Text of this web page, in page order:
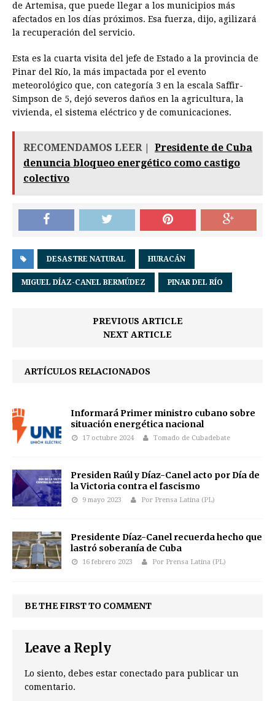
de Artemisa, que puede llegar a los municipios más
afectados en los días próximos. Esa fuerza, dijo, agilizará
la recuperación del servicio.
Esta es la cuarta visita del jefe de Estado a la provincia de
Pinar del Río, la más impactada por el evento
meteorológico que, con categoría 3 en la escala Saffir-
Simpson de 5, dejó severos daños en la agricultura, la
vivienda, el sistema eléctrico y de comunicaciones.
RECOMENDAMOS LEER |
Presidente de Cuba
denuncia bloqueo energético como castigo
colectivo
DESASTRE NATURAL HURACÁN
MIGUEL DÍAZ-CANEL BERMÚDEZ PINAR DEL RÍO
PREVIOUS ARTICLE
NEXT ARTICLE
ARTÍCULOS RELACIONADOS
Informará Primer ministro cubano sobre
situación energética nacional
17 octubre 2024 Tomado de Cubadebate
Presiden Raúl y Díaz-Canel acto por Día de
la Victoria contra el fascismo
9 mayo 2023 Por Prensa Latina (PL)
Presidente Díaz-Canel recuerda hecho que
lastró soberanía de Cuba
16 febrero 2023 Por Prensa Latina (PL)
BE THE FIRST TO COMMENT
Leave a Reply
Lo siento, debes estar conectado para publicar un
comentario.